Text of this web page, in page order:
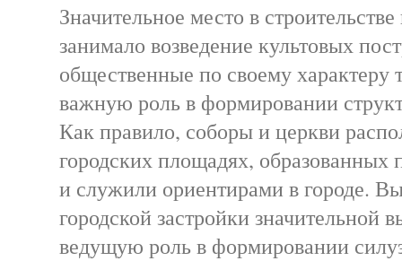
Значительное место в
занимало возведение культовых
общественные по своему характеру
важную роль в формировании
Как правило, соборы и церкви
городских площадях, образованных
и служили ориентирами в городе.
городской застройки значительной
ведущую роль в формировании